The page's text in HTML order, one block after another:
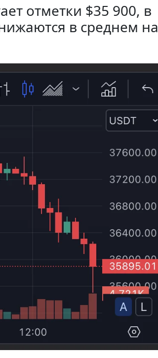
отметки $35 900, в
в среднем на